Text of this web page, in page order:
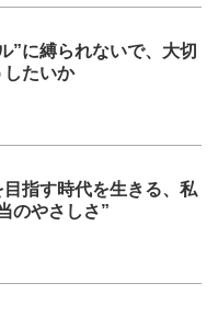
に縛られないで、大切
したいか
指す時代を生きる、私
のやさしさ”